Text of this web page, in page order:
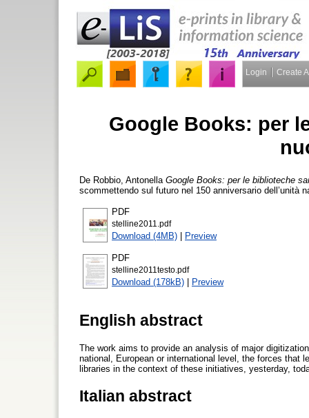
Login Create
Google Books: per
De Robbio, Antonella Google Books: per le biblioteche
scommettendo sul futuro nel 150 anniversario dell’unità
PDF
stelline2011.pdf
Download (4MB) | Preview
PDF
stelline2011testo.pdf
Download (178kB) | Preview
English abstract
The work aims to provide an analysis of major
national, European or international level, the forces that
libraries in the context of these initiatives, yesterday,
Italian abstract